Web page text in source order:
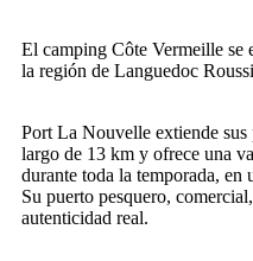
El camping Côte Vermeille se
la región de Languedoc
Port La Nouvelle extiende
largo de 13 km y ofrece una
durante toda la temporada, en
Su puerto pesquero,
autenticidad real.